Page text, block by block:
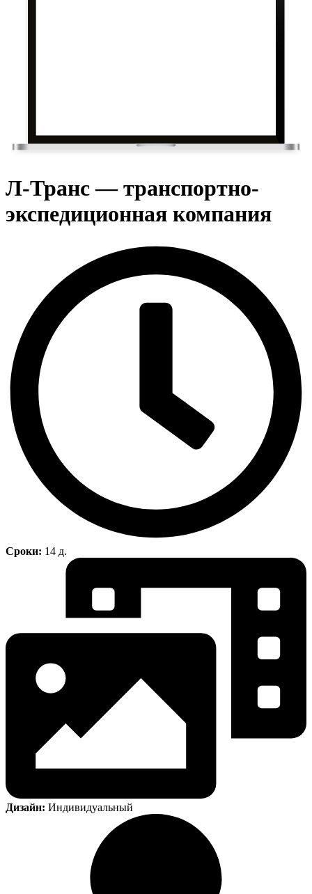
Л-Транс — транспортно-
экспедиционная компания
Сроки: 14 д.
Дизайн: Индивидуальный